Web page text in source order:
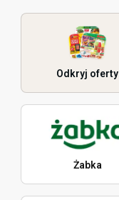
Odkryj oferty
Żabka